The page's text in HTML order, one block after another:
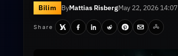
Bilim ByMattias RisbergMay 22, 2026 14:07
Share